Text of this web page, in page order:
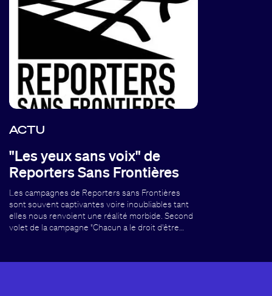
ACTU
"Les yeux sans voix" de
Reporters Sans Frontières
Les campagnes de Reporters sans Frontières
sont souvent captivantes voire inoubliables tant
elles nous renvoient une réalité morbide. Second
volet de la campagne "Chacun a le droit d'être…